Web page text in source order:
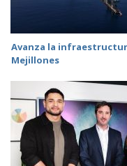
Avanza la
Mejillones